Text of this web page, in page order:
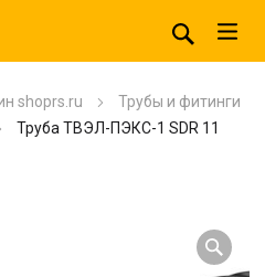
shoprs.ru
Трубы и фитинги
Труба ТВЭЛ-ПЭКС-1 SDR 11